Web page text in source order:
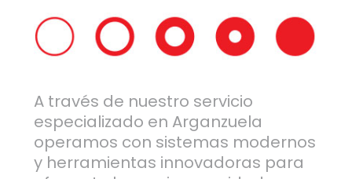
A través de nuestro servicio
especializado en Arganzuela
operamos con sistemas modernos
y herramientas innovadoras para